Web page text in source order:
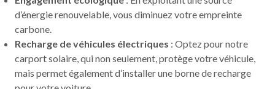
d’énergie renouvelable, vous diminuez votre empreinte
carbone.
Recharge de véhicules électriques : Optez pour notre
carport solaire, qui non seulement, protège votre véhicule,
mais permet également d’installer une borne de recharge